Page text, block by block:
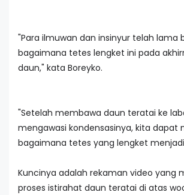
"Para ilmuwan dan insinyur telah lama
bagaimana tetes lengket ini pada
daun," kata Boreyko.
"Setelah membawa daun teratai ke
mengawasi kondensasinya, kita dapat
bagaimana tetes yang lengket
Kuncinya adalah rekaman video yang
proses istirahat daun teratai di atas